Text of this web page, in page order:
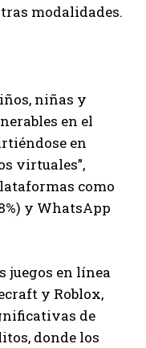
modalidades.
niñas y
en el
en
virtuales”,
como
y WhatsApp
juegos en línea
y Roblox,
de
donde los